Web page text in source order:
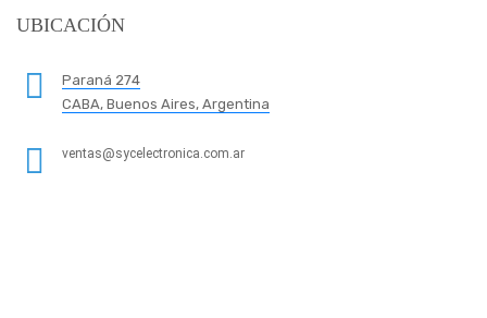
UBICACIÓN
Paraná 274
CABA, Buenos Aires, Argentina
ventas@sycelectronica.com.ar